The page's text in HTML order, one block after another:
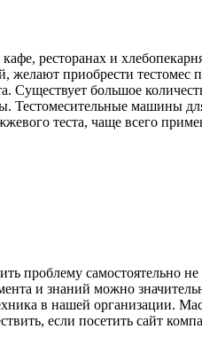
ресторанах и
желают приобрести
Существует большое
Тестомесительные машины
теста, чаще всего
проблему самостоятельно
и знаний можно
в нашей организации.
если посетить сайт